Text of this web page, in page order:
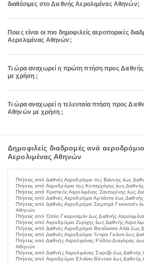
διαθέσιμες στο Διεθνής Αερολιμένας Αθηνών;
Ποιες είναι οι πιο δημοφιλείς αεροπορικές
Αερολιμένας Αθηνών;
Τι ώρα αναχωρεί η πρώτη πτήση προς
με χρήση ;
Τι ώρα αναχωρεί η τελευταία πτήση προς
Αθηνών με χρήση ;
Δημοφιλείς διαδρομές ανά
Αερολιμένας Αθηνών
Πτήσεις από Διεθνές Αεροδρόμιο της Βιέννης έως
Πτήσεις από Αεροδρόμιο της Κοπεγχάγης έως
Πτήσεις από Κρατικός Αερολιμένας Σαντορίνης έως
Πτήσεις από Διεθνές Αεροδρόμιο Αρλάντα έως
Πτήσεις από Διεθνές Αεροδρόμιο Σαμπιχά Γκιοκτσέν
Αθηνών
Πτήσεις από Όσλο Γκαρντεμέν έως Διεθνής
Πτήσεις από Αεροδρόμιο Ζυρίχης έως Διεθνής
Πτήσεις από Διεθνές Αεροδρόμιο Βασίλισσα Αλία έως
Πτήσεις από Διεθνές Αεροδρόμιο Ίντιρα Γκάντι έως
Πτήσεις από Διεθνής Αερολιμένας Ρόδου Διαγόρας
Αθηνών
Πτήσεις από Διεθνής Αερολιμένας Σαρτζά έως
Πτήσεις από Αεροδρόμιο Ελσίνκι Βάνταα έως Διεθνής